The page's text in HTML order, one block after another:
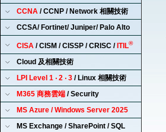
CCNA / CCNP / Network 相關技術
CCSA/ Fortinet/ Juniper/ Palo Alto
CISA / CISM / CISSP / CRISC / ITIL®
Cloud 及相關技術
LPI Level 1 ‧ 2 ‧ 3 / Linux 相關技術
M365 商務雲端 / Security
MS Azure / Windows Server 2025
MS Exchange / SharePoint / SQL